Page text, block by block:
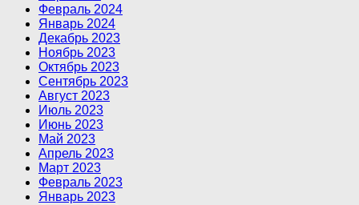
Февраль 2024
Январь 2024
Декабрь 2023
Ноябрь 2023
Октябрь 2023
Сентябрь 2023
Август 2023
Июль 2023
Июнь 2023
Май 2023
Апрель 2023
Март 2023
Февраль 2023
Январь 2023